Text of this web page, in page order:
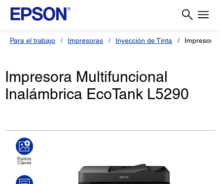
Para el trabajo Impresoras Inyección de Tinta Impresora
Impresora Multifuncional
Inalámbrica EcoTank L5290